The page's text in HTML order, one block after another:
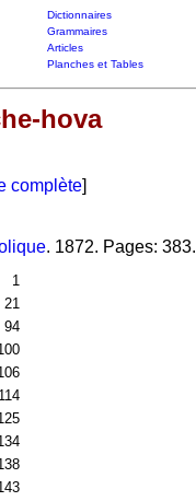
Dictionnaires
Grammaires
Articles
Planches et Tables
hova
complète]
. 1872. Pages: 383.
1
21
94
114